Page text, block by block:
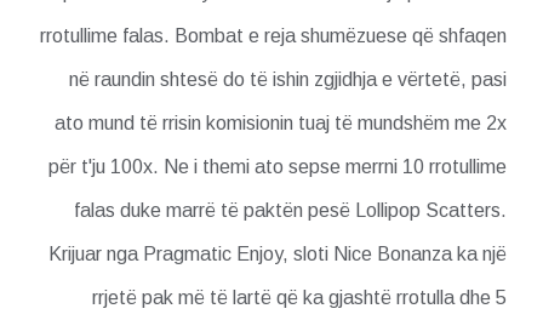
rrotullime falas. Bombat e reja shumëzuese që shfaqen
në raundin shtesë do të ishin zgjidhja e vërtetë, pasi
ato mund të rrisin komisionin tuaj të mundshëm me 2x
për t'ju 100x. Ne i themi ato sepse merrni 10 rrotullime
falas duke marrë të paktën pesë Lollipop Scatters.
Krijuar nga Pragmatic Enjoy, sloti Nice Bonanza ka një
rrjetë pak më të lartë që ka gjashtë rrotulla dhe 5